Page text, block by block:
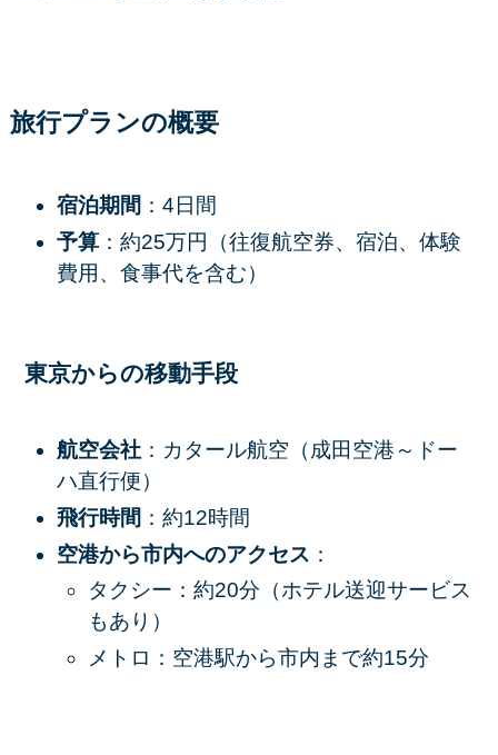
旅行プランの概要
宿泊期間 ：4日間
予算：約25万円（往復航空券、宿泊、体験
費用、食事代を含む）
東京からの移動手段
航空会社：カタール航空（成田空港～ドー
ハ直行便）
飛行時間 ：約12時間
空港から市内へのアクセス ：
タクシー：約20分（ホテル送迎サービス
もあり）
メトロ：空港駅から市内まで約15分